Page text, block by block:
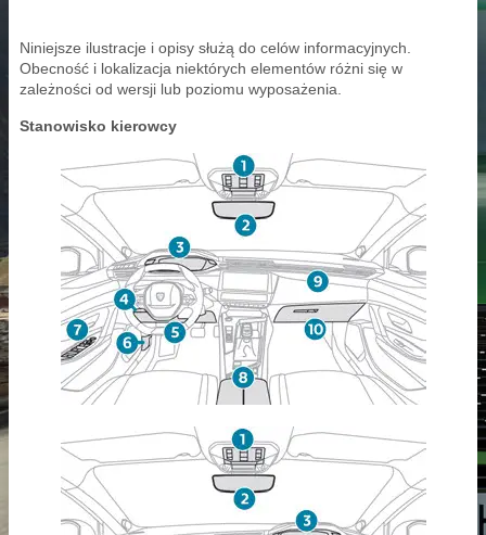
Niniejsze ilustracje i opisy służą do celów informacyjnych.
Obecność i lokalizacja niektórych elementów różni się w
zależności od wersji lub poziomu wyposażenia.
Stanowisko kierowcy